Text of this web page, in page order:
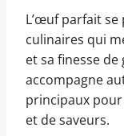
L’œuf parfait
culinaires qui
et sa finesse
accompagne
principaux
et de saveurs.